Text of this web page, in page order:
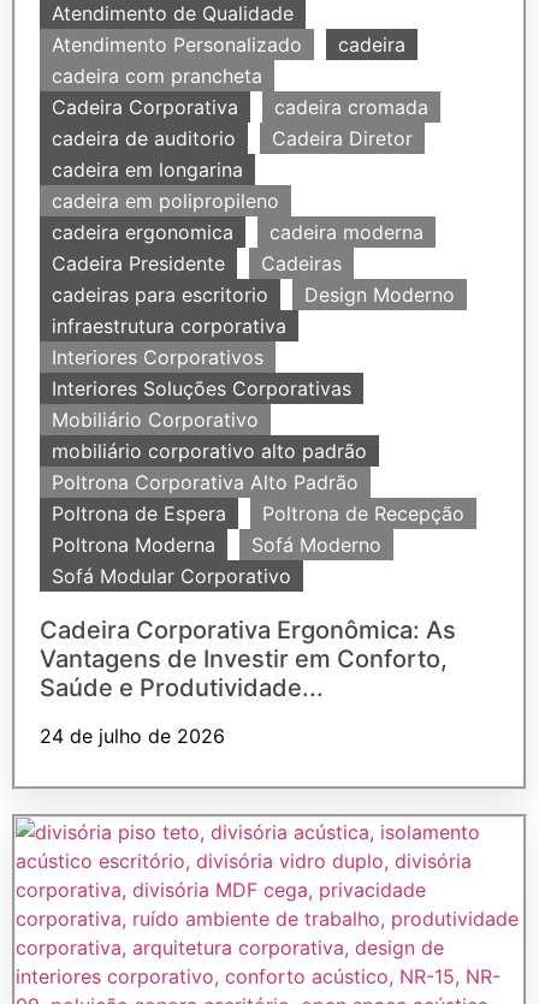
Atendimento de Qualidade
Atendimento Personalizado
cadeira
cadeira com prancheta
Cadeira Corporativa
cadeira cromada
cadeira de auditorio
Cadeira Diretor
cadeira em longarina
cadeira em polipropileno
cadeira ergonomica
cadeira moderna
Cadeira Presidente
Cadeiras
cadeiras para escritorio
Design Moderno
infraestrutura corporativa
Interiores Corporativos
Interiores Soluções Corporativas
Mobiliário Corporativo
mobiliário corporativo alto padrão
Poltrona Corporativa Alto Padrão
Poltrona de Espera
Poltrona de Recepção
Poltrona Moderna
Sofá Moderno
Sofá Modular Corporativo
Cadeira Corporativa Ergonômica: As
Vantagens de Investir em Conforto,
Saúde e Produtividade...
24 de julho de 2026